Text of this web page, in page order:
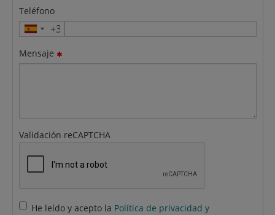
Teléfono
Mensaje
Validación reCAPTCHA
He leído y acepto la Política de privacidad y